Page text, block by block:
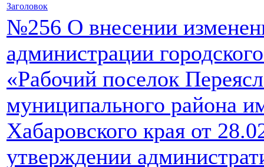
Заголовок
№256 О внесении
администрации
«Рабочий поселок
муниципального района
Хабаровского края от
утверждении